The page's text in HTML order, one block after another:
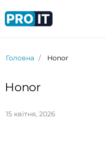
Головна Honor
Honor
15 квітня, 2026